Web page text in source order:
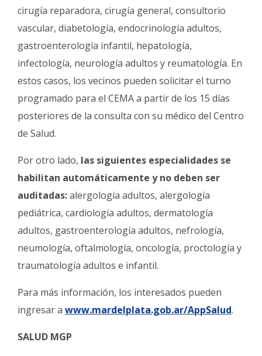
cirugía reparadora, cirugía general, consultorio
vascular, diabetología, endocrinología adultos,
gastroenterología infantil, hepatología,
infectología, neurología adultos y reumatología. En
estos casos, los vecinos pueden solicitar el turno
programado para el CEMA a partir de los 15 días
posteriores de la consulta con su médico del Centro
de Salud.
Por otro lado, las siguientes especialidades se
habilitan automáticamente y no deben ser
auditadas:alergología adultos, alergología
pediátrica, cardiología adultos, dermatología
adultos, gastroenterología adultos, nefrología,
neumología, oftalmología, oncología, proctología y
traumatología adultos e infantil.
Para más información, los interesados pueden
ingresar a www.mardelplata.gob.ar/AppSalud.
SALUD MGP